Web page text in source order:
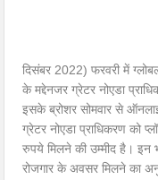
दिसंबर 2022) फरवरी में
के मद्देनजर ग्रेटर नोएडा
इसके ब्रोशर सोमवार से
ग्रेटर नोएडा प्राधिकरण को
रुपये मिलने की उम्मीद है। इन
रोजगार के अवसर मिलने का